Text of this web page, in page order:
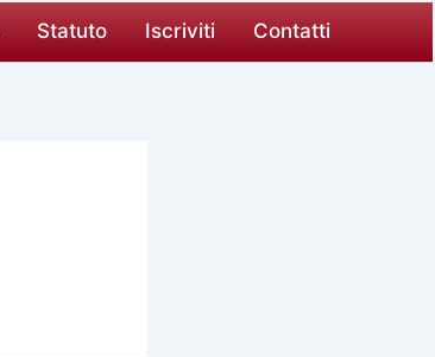
Statuto Iscriviti Contatti